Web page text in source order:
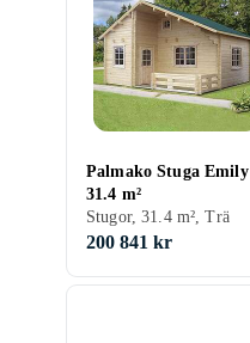
Palmako Stuga Emily
31.4 m²
Stugor, 31.4 m², Trä
200 841 kr